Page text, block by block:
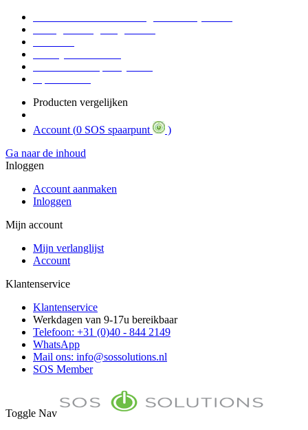
Producten vergelijken
Account (0 SOS spaarpunt
)
Ga naar de inhoud
Inloggen
Account aanmaken
Inloggen
Mijn account
Mijn verlanglijst
Account
Klantenservice
Klantenservice
Werkdagen van 9-17u bereikbaar
Telefoon: +31 (0)40 - 844 2149
WhatsApp
Mail ons: info@sossolutions.nl
SOS Member
Toggle Nav